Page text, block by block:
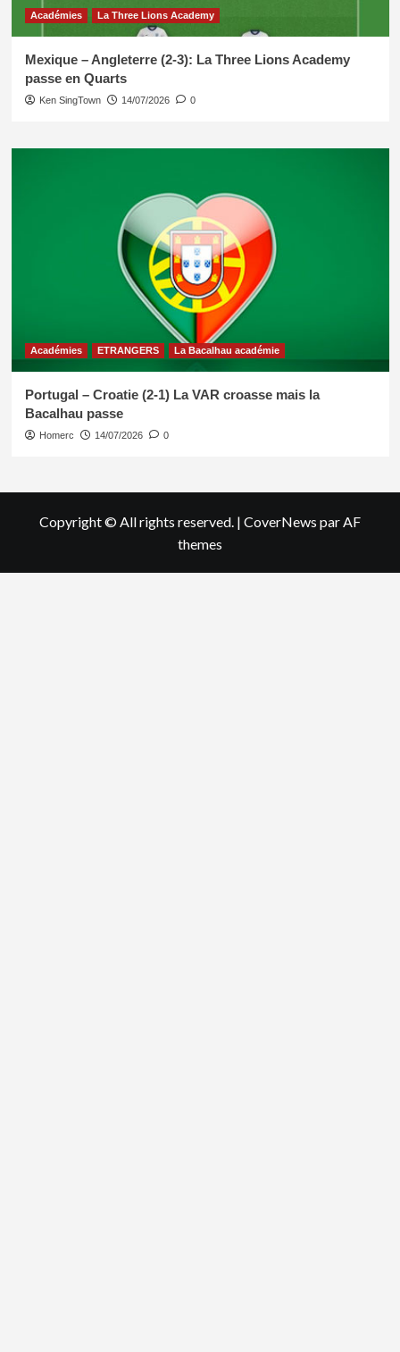
Académies La Three Lions Academy
Mexique – Angleterre (2-3): La Three Lions Academy
passe en Quarts
Ken SingTown 14/07/2026 0
Académies ETRANGERS La Bacalhau académie
Portugal – Croatie (2-1) La VAR croasse mais la
Bacalhau passe
Homerc 14/07/2026 0
Copyright © All rights reserved. | CoverNews par AF
themes